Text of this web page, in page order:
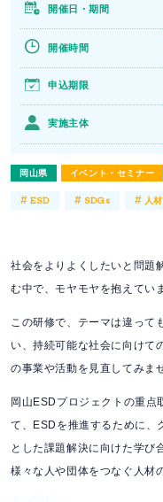
岡山県 イベント・セミナー
開催日・期間
開催時間
申込期限
実施主体
#ESD # SDGs # 人
社会をよりよくしたいと問題
む中で、モヤモヤを抱えてい
この研修で、テーマは違って
い、持続可能な社会に向けて
の事業や活動を見直してみま
岡山ESDプロジェクトの重点
て、ESDを推進するために、
とした課題解決に向けた学び
様々な人や団体をつなぐ人材